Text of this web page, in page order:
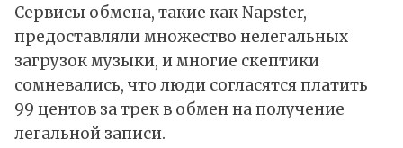
Сервисы обмена, такие как Napster,
предоставляли множество нелегальных
загрузок музыки, и многие скептики
сомневались, что люди согласятся платить
99 центов за трек в обмен на получение
легальной записи.